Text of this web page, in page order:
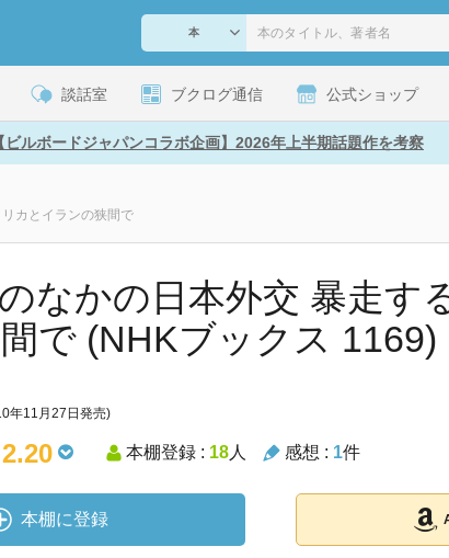
談話室 ブクログ通信 公式ショップ
【ビルボードジャパンコラボ企画】2026年上半期話題作を考察
カとイランの狭間で
なかの日本外交 暴走す
で (NHKブックス 1169)
年11月27日発売)
2.20 本棚登録 : 18人 感想 : 1件
本棚に登録